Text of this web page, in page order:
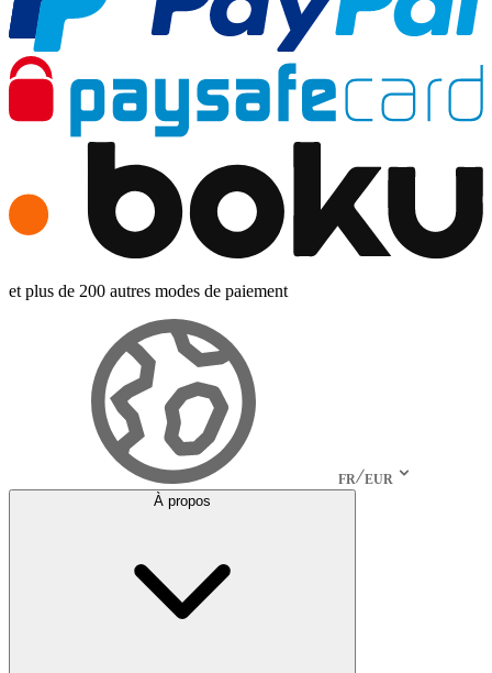
et plus de 200 autres modes de paiement
FR EUR
À propos